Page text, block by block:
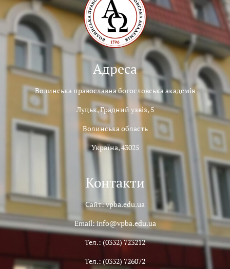
Адреса
Волинська православна богословська академія
Луцьк, Градний узвіз, 5
Волинська область
Україна, 43025
Контакти
Сайт: vpba.edu.ua
Email: info@vpba.edu.ua
Тел.: (0332) 723212
Тел.: (0332) 726072